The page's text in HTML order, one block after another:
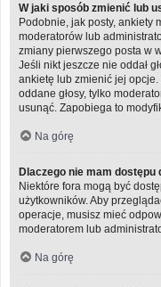
W jaki sposób zmienić lub
Podobnie, jak posty, ankiety
moderatorów lub
zmiany pierwszego posta w
Jeśli nikt jeszcze nie oddał
ankietę lub zmienić jej
oddane głosy, tylko
usunąć. Zapobiega to
Na górę
Dlaczego nie mam dostępu
Niektóre fora mogą być
użytkowników. Aby
operacje, musisz mieć
moderatorem lub
Na górę